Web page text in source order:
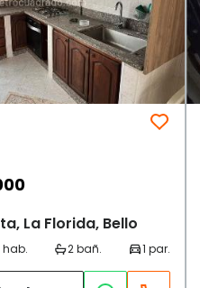
La Florida, Bello